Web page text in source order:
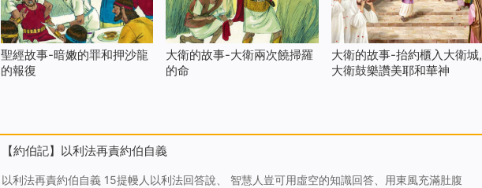
聖經故事-暗嫩的罪和押沙龍
的報復
大衛的故事-大衛兩次饒掃羅
的命
大衛的故事-抬約櫃入大衛城,
大衛鼓樂讚美耶和華神
【約伯記】以利法再責約伯自義
以利法再責約伯自義 15提幔人以利法回答說、 智慧人豈可用虛空的知識回答、用東風充滿肚腹